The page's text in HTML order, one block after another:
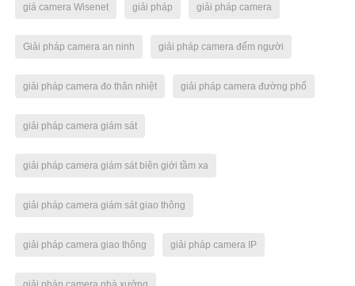
giá camera Wisenet giải pháp giải pháp camera
Giải pháp camera an ninh giải pháp camera đếm người
giải pháp camera đo thân nhiệt giải pháp camera đường phố
giải pháp camera giám sát
giải pháp camera giám sát biên giới tầm xa
giải pháp camera giám sát giao thông
giải pháp camera giao thông giải pháp camera IP